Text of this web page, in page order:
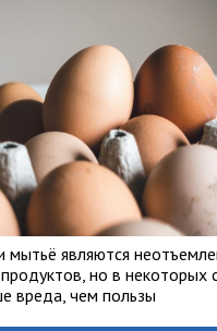
мытьё являются
но в некоторых
вреда, чем пользы